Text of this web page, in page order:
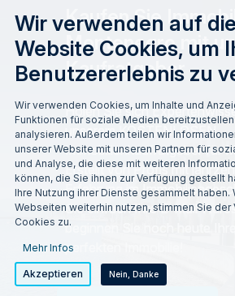
Kaufen Sie
Montenegro mit
Kaufratgeber
Holen Sie sich
unserem KOSTENLOSEN
Immobilienkaufratgeber für
Erstellt von Profis mit
Erfahrung im
Sie einfach Ihre E-Mail-
beginnen Sie noch heute Ihre
perfekten Immobilie!
Wir verwenden auf
Website Cookies, um
Benutzererlebnis zu
Wir verwenden Cookies, um Inhalte und
Funktionen für soziale Medien
analysieren. Außerdem teilen wir
unserer Website mit unseren Partnern für
und Analyse, die diese mit weiteren
können, die Sie ihnen zur Verfügung gestellt
Ihre Nutzung ihrer Dienste gesammelt haben.
Webseiten weiterhin nutzen, stimmen Sie der
Cookies zu.
Mehr Infos
Akzeptieren Nein, Danke